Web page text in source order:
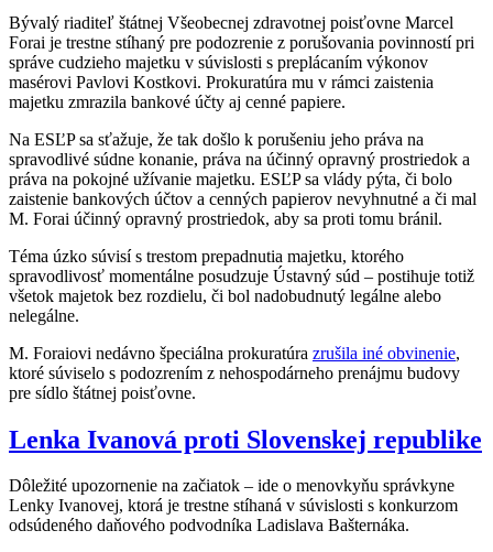
Bývalý riaditeľ štátnej Všeobecnej zdravotnej poisťovne Marcel
Forai je trestne stíhaný pre podozrenie z porušovania povinností pri
správe cudzieho majetku v súvislosti s preplácaním výkonov
masérovi Pavlovi Kostkovi. Prokuratúra mu v rámci zaistenia
majetku zmrazila bankové účty aj cenné papiere.
Na ESĽP sa sťažuje, že tak došlo k porušeniu jeho práva na
spravodlivé súdne konanie, práva na účinný opravný prostriedok a
práva na pokojné užívanie majetku. ESĽP sa vlády pýta, či bolo
zaistenie bankových účtov a cenných papierov nevyhnutné a či mal
M. Forai účinný opravný prostriedok, aby sa proti tomu bránil.
Téma úzko súvisí s trestom prepadnutia majetku, ktorého
spravodlivosť momentálne posudzuje Ústavný súd – postihuje totiž
všetok majetok bez rozdielu, či bol nadobudnutý legálne alebo
nelegálne.
M. Foraiovi nedávno špeciálna prokuratúra zrušila iné obvinenie,
ktoré súviselo s podozrením z nehospodárneho prenájmu budovy
pre sídlo štátnej poisťovne.
Lenka Ivanová proti Slovenskej republike
Dôležité upozornenie na začiatok – ide o menovkyňu správkyne
Lenky Ivanovej, ktorá je trestne stíhaná v súvislosti s konkurzom
odsúdeného daňového podvodníka Ladislava Bašternáka.